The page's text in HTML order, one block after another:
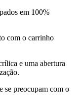
em 100%
com o carrinho
e uma abertura
se preocupam com o